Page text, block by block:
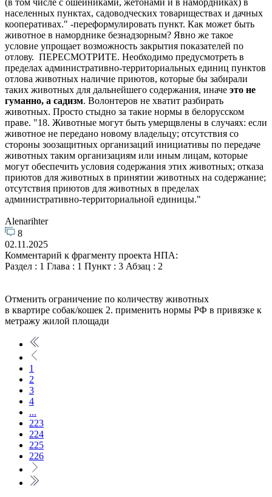
населенных пунктах, садоводческих товариществах и дачных
кооперативах." -переформулировать пункт. Как может быть
животное в наморднике безнадзорным? Явно же такое
условие упрощает возможность закрытия показателей по
отлову. ПЕРЕСМОТРИТЕ. Необходимо предусмотреть в
пределах административно-территориальных единиц пунктов
отлова животных наличие приютов, которые бы забирали
таких животных для дальнейшего содержания, иначе это не
гуманно, а садизм. Волонтеров не хватит разбирать
животных. Просто стыдно за такие нормы в белорусском
праве. "18. Животные могут быть умерщвлены в случаях: если
животное не передано новому владельцу; отсутствия со
стороны зоозащитных организаций инициативы по передаче
животных таким организациям или иным лицам, которые
могут обеспечить условия содержания этих животных; отказа
приютов для животных в принятии животных на содержание;
отсутствия приютов для животных в пределах
административно-территориальной единицы."
Alenarihter
8
02.11.2025
Комментарий к фрагменту проекта НПА:
Раздел : 1 Глава : 1 Пункт : 3 Абзац : 2
Отменить ограничение по количеству животных
в квартире собак/кошек 2. применить нормы РФ в привязке к
метражу жилой площади
1
2
3
4
...
223
224
225
226